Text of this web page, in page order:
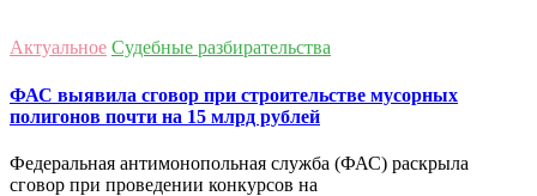
Актуальное Судебные разбирательства
ФАС выявила сговор при строительстве мусорных
полигонов почти на 15 млрд рублей
Федеральная антимонопольная служба (ФАС) раскрыла
сговор при проведении конкурсов на